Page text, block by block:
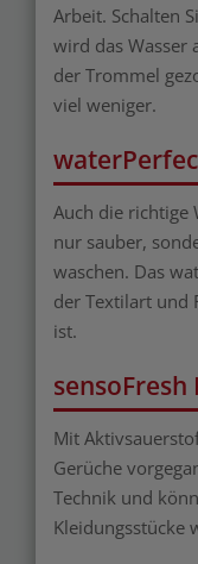
Arbeit. Schalten
wird das Wasser
der Trommel
viel weniger.
Auch die richtige
nur sauber,
waschen. Das
der Textilart und
ist.
Mit
Gerüche
Technik und
Kleidungsstücke